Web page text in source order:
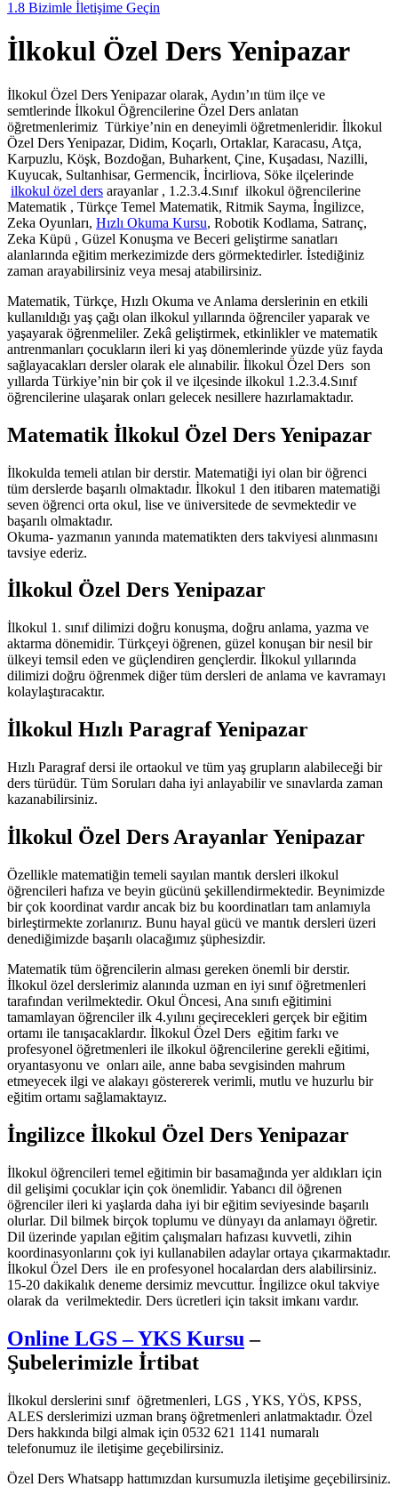
1.8 Bizimle İletişime Geçin
İlkokul Özel Ders Yenipazar
İlkokul Özel Ders Yenipazar olarak, Aydın’ın tüm ilçe ve
semtlerinde İlkokul Öğrencilerine Özel Ders anlatan
öğretmenlerimiz Türkiye’nin en deneyimli öğretmenleridir. İlkokul
Özel Ders Yenipazar, Didim, Koçarlı, Ortaklar, Karacasu, Atça,
Karpuzlu, Köşk, Bozdoğan, Buharkent, Çine, Kuşadası, Nazilli,
Kuyucak, Sultanhisar, Germencik, İncirliova, Söke ilçelerinde
ilkokul özel ders arayanlar , 1.2.3.4.Sınıf ilkokul öğrencilerine
Matematik , Türkçe Temel Matematik, Ritmik Sayma, İngilizce,
Zeka Oyunları, Hızlı Okuma Kursu, Robotik Kodlama, Satranç,
Zeka Küpü , Güzel Konuşma ve Beceri geliştirme sanatları
alanlarında eğitim merkezimizde ders görmektedirler. İstediğiniz
zaman arayabilirsiniz veya mesaj atabilirsiniz.
Matematik, Türkçe, Hızlı Okuma ve Anlama derslerinin en etkili
kullanıldığı yaş çağı olan ilkokul yıllarında öğrenciler yaparak ve
yaşayarak öğrenmeliler. Zekâ geliştirmek, etkinlikler ve matematik
antrenmanları çocukların ileri ki yaş dönemlerinde yüzde yüz fayda
sağlayacakları dersler olarak ele alınabilir. İlkokul Özel Ders son
yıllarda Türkiye’nin bir çok il ve ilçesinde ilkokul 1.2.3.4.Sınıf
öğrencilerine ulaşarak onları gelecek nesillere hazırlamaktadır.
Matematik İlkokul Özel Ders Yenipazar
İlkokulda temeli atılan bir derstir. Matematiği iyi olan bir öğrenci
tüm derslerde başarılı olmaktadır. İlkokul 1 den itibaren matematiği
seven öğrenci orta okul, lise ve üniversitede de sevmektedir ve
başarılı olmaktadır.
Okuma- yazmanın yanında matematikten ders takviyesi alınmasını
tavsiye ederiz.
İlkokul Özel Ders Yenipazar
İlkokul 1. sınıf dilimizi doğru konuşma, doğru anlama, yazma ve
aktarma dönemidir. Türkçeyi öğrenen, güzel konuşan bir nesil bir
ülkeyi temsil eden ve güçlendiren gençlerdir. İlkokul yıllarında
dilimizi doğru öğrenmek diğer tüm dersleri de anlama ve kavramayı
kolaylaştıracaktır.
İlkokul Hızlı Paragraf Yenipazar
Hızlı Paragraf dersi ile ortaokul ve tüm yaş grupların alabileceği bir
ders türüdür. Tüm Soruları daha iyi anlayabilir ve sınavlarda zaman
kazanabilirsiniz.
İlkokul Özel Ders Arayanlar Yenipazar
Özellikle matematiğin temeli sayılan mantık dersleri ilkokul
öğrencileri hafıza ve beyin gücünü şekillendirmektedir. Beynimizde
bir çok koordinat vardır ancak biz bu koordinatları tam anlamıyla
birleştirmekte zorlanırız. Bunu hayal gücü ve mantık dersleri üzeri
denediğimizde başarılı olacağımız şüphesizdir.
Matematik tüm öğrencilerin alması gereken önemli bir derstir.
İlkokul özel derslerimiz alanında uzman en iyi sınıf öğretmenleri
tarafından verilmektedir. Okul Öncesi, Ana sınıfı eğitimini
tamamlayan öğrenciler ilk 4.yılını geçirecekleri gerçek bir eğitim
ortamı ile tanışacaklardır. İlkokul Özel Ders eğitim farkı ve
profesyonel öğretmenleri ile ilkokul öğrencilerine gerekli eğitimi,
oryantasyonu ve onları aile, anne baba sevgisinden mahrum
etmeyecek ilgi ve alakayı göstererek verimli, mutlu ve huzurlu bir
eğitim ortamı sağlamaktayız.
İngilizce İlkokul Özel Ders Yenipazar
İlkokul öğrencileri temel eğitimin bir basamağında yer aldıkları için
dil gelişimi çocuklar için çok önemlidir. Yabancı dil öğrenen
öğrenciler ileri ki yaşlarda daha iyi bir eğitim seviyesinde başarılı
olurlar. Dil bilmek birçok toplumu ve dünyayı da anlamayı öğretir.
Dil üzerinde yapılan eğitim çalışmaları hafızası kuvvetli, zihin
koordinasyonlarını çok iyi kullanabilen adaylar ortaya çıkarmaktadır.
İlkokul Özel Ders ile en profesyonel hocalardan ders alabilirsiniz.
15-20 dakikalık deneme dersimiz mevcuttur. İngilizce okul takviye
olarak da verilmektedir. Ders ücretleri için taksit imkanı vardır.
Online LGS – YKS Kursu –
Şubelerimizle İrtibat
İlkokul derslerini sınıf öğretmenleri, LGS , YKS, YÖS, KPSS,
ALES derslerimizi uzman branş öğretmenleri anlatmaktadır. Özel
Ders hakkında bilgi almak için 0532 621 1141 numaralı
telefonumuz ile iletişime geçebilirsiniz.
Özel Ders Whatsapp hattımızdan kursumuzla iletişime geçebilirsiniz.